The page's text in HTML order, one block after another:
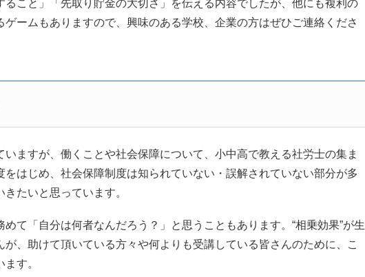
こと」「先取り貯金の大切さ」を伝える内容でしたが、他にも複利の
ームもありますので、興味のある学校、企業の方はぜひご連絡くださ
ますが、働くことや社会保障について、小中高で教える社労士の集ま
をはじめ、社会保障制度は知られていない・誤解されていない部分が多
たいと思っています。
て「自分は何者なんだろう？」と思うこともあります。“相乗効果”が生
が、助けて頂いている方々や何よりも受講している皆さんのために、こ
す。